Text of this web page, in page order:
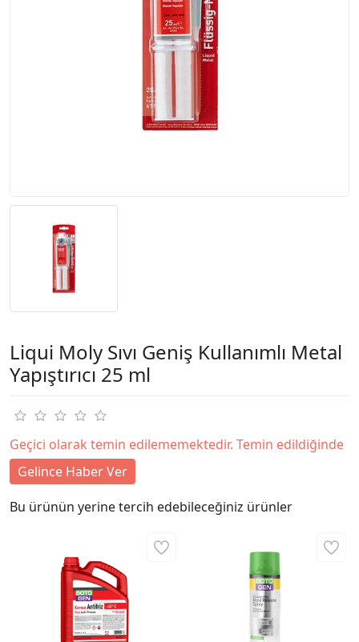
Liqui Moly Sıvı Geniş Kullanımlı Metal
Yapıştırıcı 25 ml
Geçici olarak temin edilememektedir. Temin edildiğinde
Gelince Haber Ver
Bu ürünün yerine tercih edebileceğiniz ürünler